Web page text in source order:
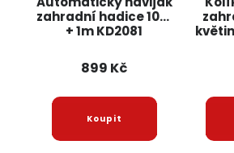
zahradní hadice 10m
+ 1m KD2081
899 Kč